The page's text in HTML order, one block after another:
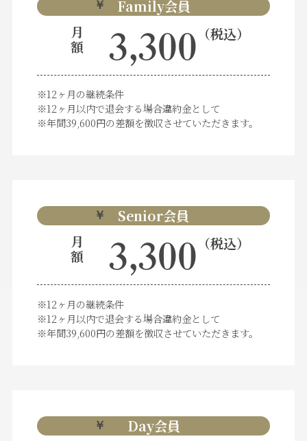
Family会員
月
額
￥
3,300 （税込）
※12ヶ月の継続条件
※12ヶ月以内で退会する場合違約金として
※年間39,600円の差額を徴収させていただきます。
Senior会員
月
額
￥
3,300 （税込）
※12ヶ月の継続条件
※12ヶ月以内で退会する場合違約金として
※年間39,600円の差額を徴収させていただきます。
Day会員
￥